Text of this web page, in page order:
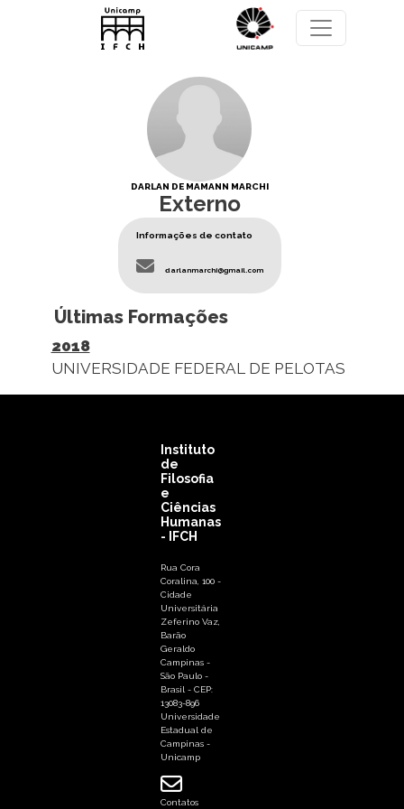
Pular para o conteúdo principal
DARLAN DE MAMANN MARCHI
Externo
Informações de contato
darlanmarchi@gmail.com
Últimas Formações
2018
UNIVERSIDADE FEDERAL DE PELOTAS
Instituto
de
Filosofia
e
Ciências
Humanas
- IFCH
Rua Cora
Coralina, 100 -
Cidade
Universitária
Zeferino Vaz,
Barão
Geraldo
Campinas -
São Paulo -
Brasil - CEP:
13083-896
Universidade
Estadual de
Campinas -
Unicamp
Contatos